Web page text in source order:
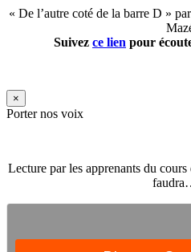
« De l’autre coté de la barre D »
Suivez ce lien pour
×
Porter nos voix
Lecture par les apprenants du